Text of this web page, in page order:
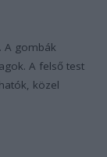
A gombák
A felső test
közel